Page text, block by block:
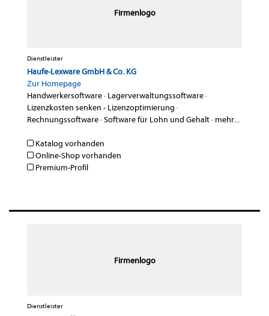
Firmenlogo
Dienstleister
Haufe-Lexware GmbH & Co. KG
Zur Homepage
Handwerkersoftware· Lagerverwaltungssoftware·
Lizenzkosten senken - Lizenzoptimierung ·
Rechnungssoftware·Software für Lohn und Gehalt· mehr...
Katalog vorhanden
Online-Shop vorhanden
Premium-Profil
Firmenlogo
Dienstleister